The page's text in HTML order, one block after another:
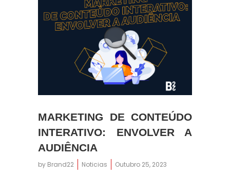
MARKETING DE CONTEÚDO
INTERATIVO: ENVOLVER A
AUDIÊNCIA
by Brand22 Noticias Outubro 25, 2023